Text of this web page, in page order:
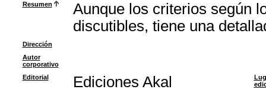
Resumen
Aunque los criterios según
discutibles, tiene una
Dirección
Autor
corporativo
Editorial
Ediciones Akal